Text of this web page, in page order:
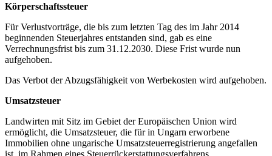
Körperschaftssteuer
Für Verlustvorträge, die bis zum letzten Tag des im Jahr 2014
beginnenden Steuerjahres entstanden sind, gab es eine
Verrechnungsfrist bis zum 31.12.2030. Diese Frist wurde nun
aufgehoben.
Das Verbot der Abzugsfähigkeit von Werbekosten wird aufgehoben.
Umsatzsteuer
Landwirten mit Sitz im Gebiet der Europäischen Union wird
ermöglicht, die Umsatzsteuer, die für in Ungarn erworbene
Immobilien ohne ungarische Umsatzsteuerregistrierung angefallen
ist, im Rahmen eines Steuerrückerstattungsverfahrens